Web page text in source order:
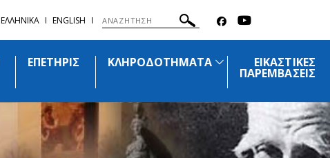
ΕΛΛΗΝΙΚΑ ENGLISH
ΕΠΕΤΗΡΙΣ ΚΛΗΡΟΔΟΤΗΜΑΤΑ ΕΙΚΑΣΤΙΚΕΣ
ΠΑΡΕΜΒΑΣΕΙΣ